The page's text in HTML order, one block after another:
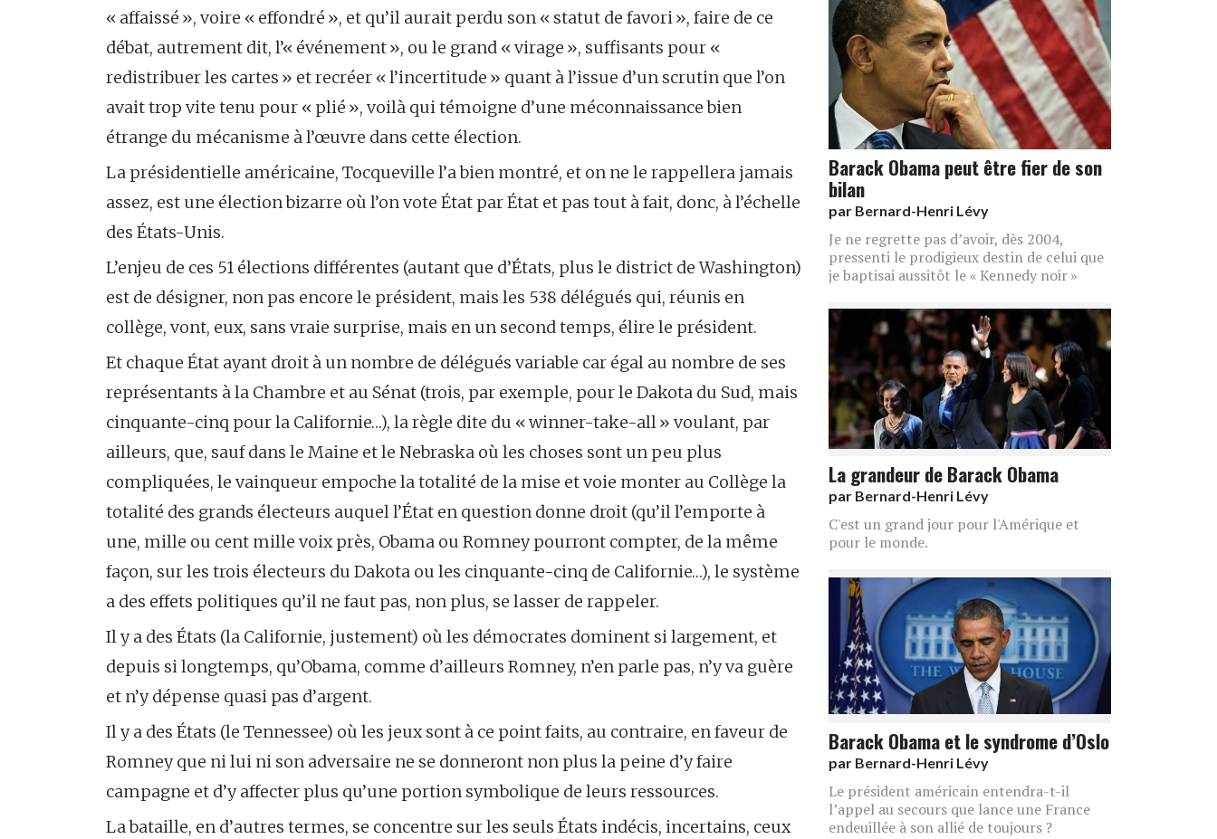
« affaissé », voire « effondré », et qu’il aurait perdu son « statut de favori », faire de ce
débat, autrement dit, l’« événement », ou le grand « virage », suffisants pour «
redistribuer les cartes » et recréer « l’incertitude » quant à l’issue d’un scrutin que l’on
avait trop vite tenu pour « plié », voilà qui témoigne d’une méconnaissance bien
étrange du mécanisme à l’œuvre dans cette élection.
La présidentielle américaine, Tocqueville l’a bien montré, et on ne le rappellera jamais
assez, est une élection bizarre où l’on vote État par État et pas tout à fait, donc, à l’échelle
des États-Unis.
L’enjeu de ces 51 élections différentes (autant que d’États, plus le district de Washington)
est de désigner, non pas encore le président, mais les 538 délégués qui, réunis en
collège, vont, eux, sans vraie surprise, mais en un second temps, élire le président.
Et chaque État ayant droit à un nombre de délégués variable car égal au nombre de ses
représentants à la Chambre et au Sénat (trois, par exemple, pour le Dakota du Sud, mais
cinquante-cinq pour la Californie…), la règle dite du « winner-take-all » voulant, par
ailleurs, que, sauf dans le Maine et le Nebraska où les choses sont un peu plus
compliquées, le vainqueur empoche la totalité de la mise et voie monter au Collège la
totalité des grands électeurs auquel l’État en question donne droit (qu’il l’emporte à
une, mille ou cent mille voix près, Obama ou Romney pourront compter, de la même
façon, sur les trois électeurs du Dakota ou les cinquante-cinq de Californie…), le système
a des effets politiques qu’il ne faut pas, non plus, se lasser de rappeler.
Il y a des États (la Californie, justement) où les démocrates dominent si largement, et
depuis si longtemps, qu’Obama, comme d’ailleurs Romney, n’en parle pas, n’y va guère
et n’y dépense quasi pas d’argent.
Il y a des États (le Tennessee) où les jeux sont à ce point faits, au contraire, en faveur de
Romney que ni lui ni son adversaire ne se donneront non plus la peine d’y faire
campagne et d’y affecter plus qu’une portion symbolique de leurs ressources.
La bataille, en d’autres termes, se concentre sur les seuls États indécis, incertains, ceux
Barack Obama peut être fier de son
bilan
par Bernard-Henri Lévy
Je ne regrette pas d’avoir, dès 2004,
pressenti le prodigieux destin de celui que
je baptisai aussitôt le « Kennedy noir »
La grandeur de Barack Obama
par Bernard-Henri Lévy
C'est un grand jour pour l'Amérique et
pour le monde.
Barack Obama et le syndrome d’Oslo
par Bernard-Henri Lévy
Le président américain entendra-t-il
l’appel au secours que lance une France
endeuillée à son allié de toujours ?